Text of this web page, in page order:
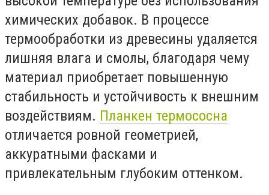
химических добавок. В процессе
термообработки из древесины удаляется
лишняя влага и смолы, благодаря чему
материал приобретает повышенную
стабильность и устойчивость к внешним
воздействиям. Планкен термососна
отличается ровной геометрией,
аккуратными фасками и
привлекательным глубоким оттенком.